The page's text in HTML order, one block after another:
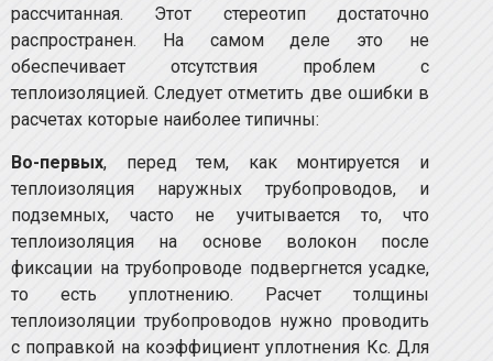
рассчитанная. Этот стереотип достаточно
распространен. На самом деле это не
обеспечивает отсутствия проблем с
теплоизоляцией. Следует отметить две ошибки в
расчетах которые наиболее типичны:
Во-первых, перед тем, как монтируется и
теплоизоляция наружных трубопроводов, и
подземных, часто не учитывается то, что
теплоизоляция на основе волокон после
фиксации на трубопроводе подвергнется усадке,
то есть уплотнению. Расчет толщины
теплоизоляции трубопроводов нужно проводить
с поправкой на коэффициент уплотнения Кс. Для